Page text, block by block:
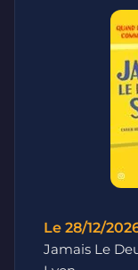
Le 28/12/
Jamais Le